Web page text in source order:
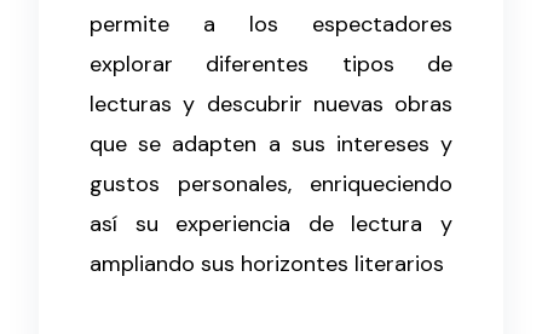
permite a los espectadores
explorar diferentes tipos de
lecturas y descubrir nuevas obras
que se adapten a sus intereses y
gustos personales, enriqueciendo
así su experiencia de lectura y
ampliando sus horizontes literarios